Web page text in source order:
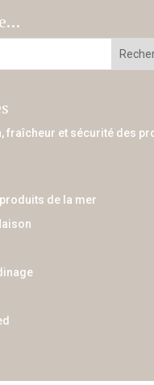
fraîcheur et sécurité des
de la mer